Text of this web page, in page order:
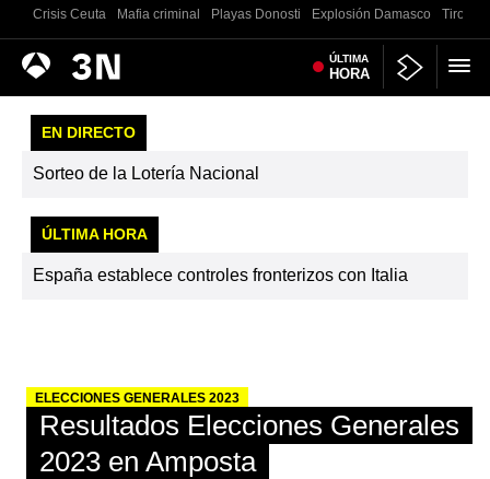
Crisis Ceuta Mafia criminal Playas Donosti Explosión Damasco Tiroteo
Antena
3
Noticias ÚLTIMA
HORA
EN DIRECTO
Sorteo de la Lotería Nacional
ÚLTIMA HORA
España establece controles fronterizos con Italia
ELECCIONES GENERALES 2023
Resultados Elecciones Generales
2023 en Amposta